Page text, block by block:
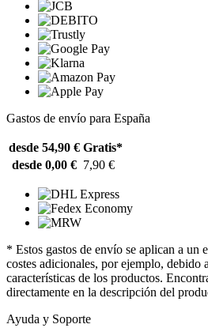
Gastos de envío para España
desde 54,90 € Gratis*
desde 0,00 € 7,90 €
* Estos gastos de envío se aplican a un
costes adicionales, por ejemplo, debido
características de los productos.
directamente en la descripción del
Ayuda y Soporte